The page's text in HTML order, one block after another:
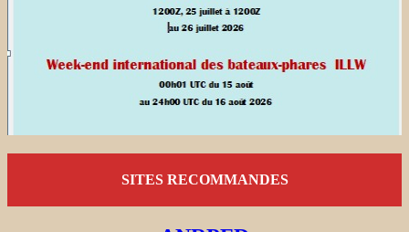
SITES RECOMMANDES